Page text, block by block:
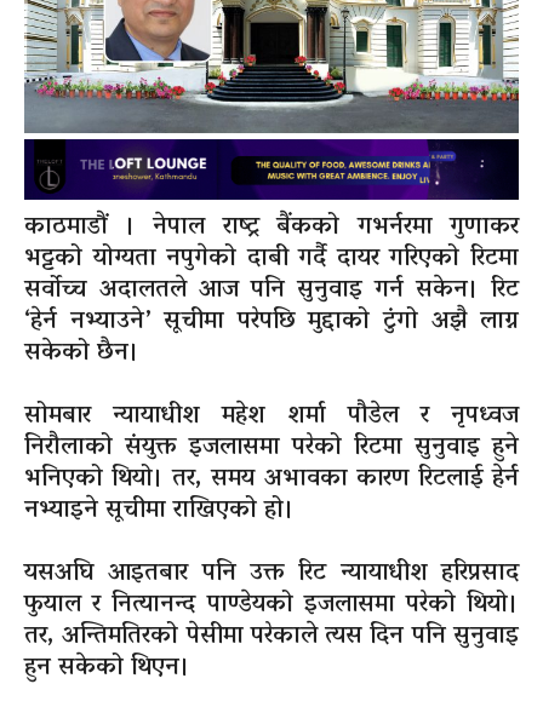
काठमाडौं । नेपाल राष्ट्र बैंकको गभर्नरमा गुणाकर
भट्टको योग्यता नपुगेको दाबी गर्दै दायर गरिएको रिटमा
सर्वोच्च अदालतले आज पनि सुनुवाइ गर्न सकेन। रिट
‘हेर्न नभ्याउने’ सूचीमा परेपछि मुद्दाको टुंगो अझै लाग्न
सकेको छैन।
सोमबार न्यायाधीश महेश शर्मा पौडेल र नृपध्वज
निरौलाको संयुक्त इजलासमा परेको रिटमा सुनुवाइ हुने
भनिएको थियो। तर, समय अभावका कारण रिटलाई हेर्न
नभ्याइने सूचीमा राखिएको हो।
यसअघि आइतबार पनि उक्त रिट न्यायाधीश हरिप्रसाद
फुयाल र नित्यानन्द पाण्डेयको इजलासमा परेको थियो।
तर, अन्तिमतिरको पेसीमा परेकाले त्यस दिन पनि सुनुवाइ
हुन सकेको थिएन।